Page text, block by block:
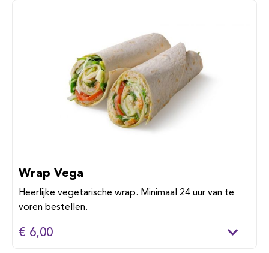
Wrap Vega
Heerlijke vegetarische wrap. Minimaal 24 uur van te
voren bestellen.
€ 6,00